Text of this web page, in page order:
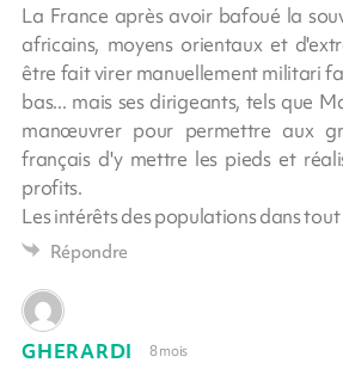
La France après avoir bafoué la
africains, moyens orientaux et
être fait virer manuellement militari
bas... mais ses dirigeants, tels que
manœuvrer pour permettre aux
français d'y mettre les pieds et
profits.
Les intérêts des populations dans
Répondre
GHERARDI 8 mois